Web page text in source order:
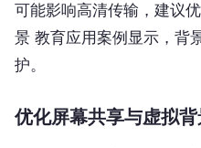
可能影响高清传输，建议
景 教育应用案例显示，背
护。
优化屏幕共享与虚拟